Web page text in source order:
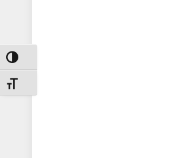
UKLJUČI / ISKLJUČI VISOKI
UKLJUČI / ISKLJUČI VELIČINU